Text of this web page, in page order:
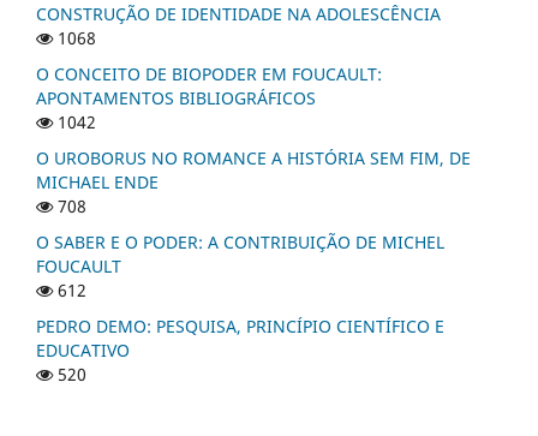
CONSTRUÇÃO DE IDENTIDADE NA ADOLESCÊNCIA
1068
O CONCEITO DE BIOPODER EM FOUCAULT:
APONTAMENTOS BIBLIOGRÁFICOS
1042
O UROBORUS NO ROMANCE A HISTÓRIA SEM FIM, DE
MICHAEL ENDE
708
O SABER E O PODER: A CONTRIBUIÇÃO DE MICHEL
FOUCAULT
612
PEDRO DEMO: PESQUISA, PRINCÍPIO CIENTÍFICO E
EDUCATIVO
520